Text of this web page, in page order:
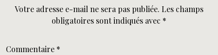
Votre adresse e-mail ne sera pas publiée. Les champs
obligatoires sont indiqués avec *
Commentaire *